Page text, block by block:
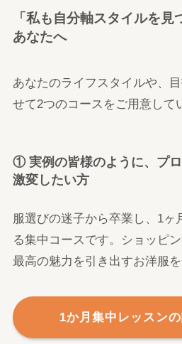
「私も自分軸スタイルを見
あなたへ
あなたのライフスタイルや、
せて2つのコースをご用意して
① 実例の皆様のように、プ
激変したい方
服選びの迷子から卒業し、1ヶ
る集中コースです。ショッピ
最高の魅力を引き出すお洋服
1か月集中レッスン